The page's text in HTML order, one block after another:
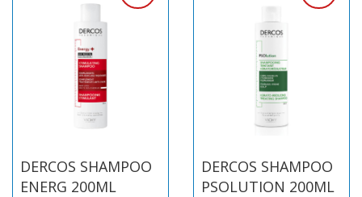
DERCOS SHAMPOO
ENERG 200ML
DERCOS SHAMPOO
PSOLUTION 200ML